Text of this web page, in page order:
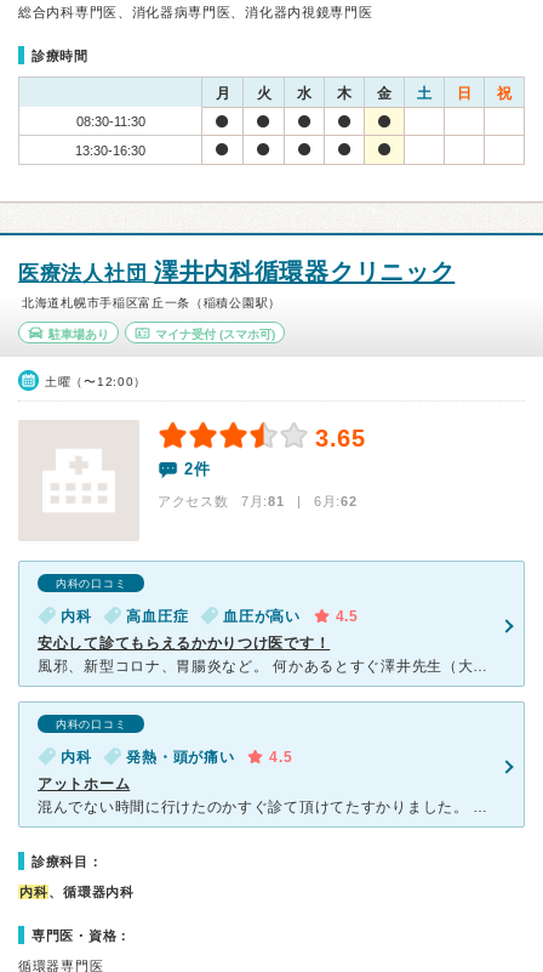
総合内科専門医、消化器病専門医、消化器内視鏡専門医
診療時間
月 火 水 木 金 土 日 祝
08:30-11:30
13:30-16:30
医療法人社団 澤井内科循環器クリニック
北海道札幌市手稲区富丘一条（稲積公園駅）
駐車場あり マイナ受付(スマホ可)
土曜（〜12:00）
3.65
2件
アクセス数 7月:81 | 6月:62
内科の口コミ
内科 高血圧症 血圧が高い
4.5
安心して診てもらえるかかりつけ医です！
風邪、新型コロナ、胃腸炎など。 何かあるとすぐ澤井先生（大先生、院長先生）に診てもらっています。 他にも気になる症状があれば、気軽に相談出来るのでとても安心出来ます。 軽いめまいで手稲区内の耳鼻科に通
内科の口コミ
内科 発熱・頭が痛い
4.5
アットホーム
混んでない時間に行けたのかすぐ診て頂けてたすかりました。 お年寄りの患者さんが多い感じなのかもしれませんが先生も受付さんも 皆さんかんじがよく大変気に入りました。 インフルの検査をして とりあ
診療科目：
内科、循環器内科
専門医・資格：
循環器専門医